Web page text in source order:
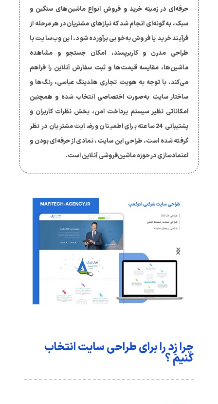
حرفه‌ای در زمینه خرید و فروش انواع ماشین‌های سنگین و
سبک، به گونه‌ای انجام شد که نیازهای مشتریان در هر مرحله از
فرآیند خرید یا فروش به‌خوبی برآورده شود. این وب‌سایت با
طراحی مدرن و کاربرپسند، امکان جستجو و مشاهده
ماشین‌ها، مقایسه قیمت‌ها و ثبت سفارش آنلاین را فراهم
می‌کند. با توجه به هویت تجاری هلدینگ عباسی، رنگ‌ها و
ساختار سایت به‌صورت اختصاصی انتخاب شده و همچنین
امکاناتی نظیر سیستم پرداخت امن، بخش نظرات کاربران و
پشتیبانی 24 ساعته برای اطمینان و رضایت مشتریان در نظر
گرفته شده است. طراحی این سایت، نمادی از حرفه‌ای بودن و
اعتمادسازی در حوزه ماشین‌فروشی آنلاین است.
چرا زِد را برای طراحی سایت انتخاب
کنیم ؟